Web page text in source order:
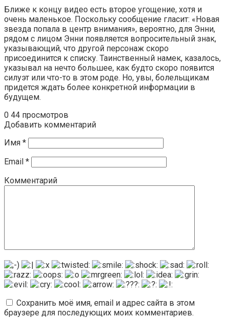
Ближе к концу видео есть второе угощение, хотя и
очень маленькое. Поскольку сообщение гласит: «Новая
звезда попала в центр внимания», вероятно, для Энни,
рядом с лицом Энни появляется вопросительный знак,
указывающий, что другой персонаж скоро
присоединится к списку. Таинственный намек, казалось,
указывал на нечто большее, как будто скоро появится
силуэт или что-то в этом роде. Но, увы, болельщикам
придется ждать более конкретной информации в
будущем.
0 44 просмотров
Добавить комментарий
Имя *
Email *
Комментарий
Сохранить моё имя, email и адрес сайта в этом
браузере для последующих моих комментариев.